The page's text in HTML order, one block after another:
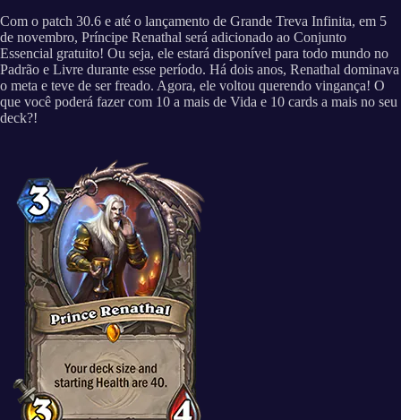
Com o patch 30.6 e até o lançamento de Grande Treva Infinita, em 5
de novembro, Príncipe Renathal será adicionado ao Conjunto
Essencial gratuito! Ou seja, ele estará disponível para todo mundo no
Padrão e Livre durante esse período. Há dois anos, Renathal dominava
o meta e teve de ser freado. Agora, ele voltou querendo vingança! O
que você poderá fazer com 10 a mais de Vida e 10 cards a mais no seu
deck?!